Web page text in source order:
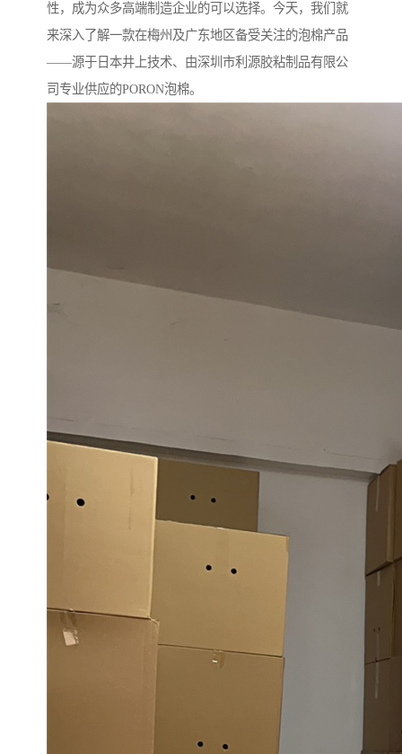
性，成为众多高端制造企业的可以选择。今天，我们就
来深入了解一款在梅州及广东地区备受关注的泡棉产品
——源于日本井上技术、由深圳市利源胶粘制品有限公
司专业供应的PORON泡棉。